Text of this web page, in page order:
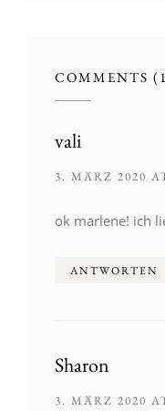
COMMENTS
vali
3. MÄRZ 2020
ok marlene! ich
ANTWORTEN
Sharon
3. MÄRZ 2020